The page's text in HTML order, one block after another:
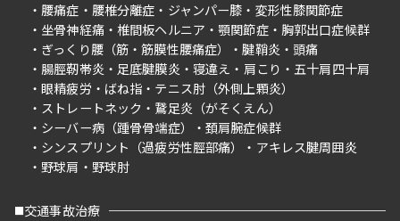
腰痛症
腰椎分離症 ジャンパー膝
変形性膝関節症
坐骨神経痛
椎間板ヘルニア 顎関節症
胸郭出口症候群
ぎっくり腰（筋・筋膜性腰痛症）
腱鞘炎
頭痛
腸脛靭帯炎
足底腱膜炎 寝違え 肩こり
五十肩四十肩
眼精疲労
ばね指
テニス肘（外側上顆炎）
ストレートネック
鵞足炎（がそくえん）
シーバー病（踵骨骨端症）
頚肩腕症候群
シンスプリント（過疲労性脛部痛）
アキレス腱周囲炎
野球肩
野球肘
交通事故治療